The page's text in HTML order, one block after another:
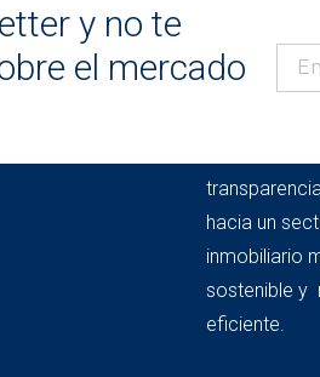
y no te
el mercado
EL
hacia un
inmobiliario
sostenible y
eficiente.